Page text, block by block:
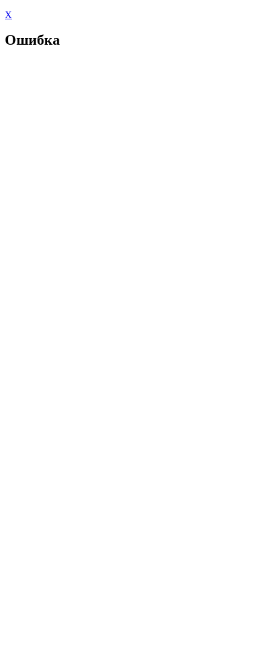
X
Ошибка